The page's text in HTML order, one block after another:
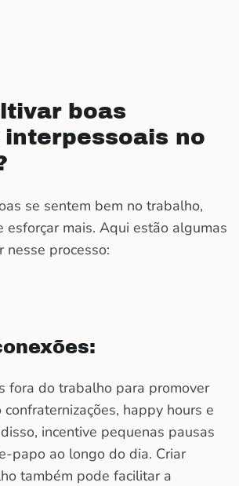
boas
no
se sentem bem no trabalho,
esforçar mais. Aqui estão algumas
nesse processo:
fora do trabalho para promover
confraternizações, happy hours e
incentive pequenas pausas
papo ao longo do dia. Criar
também pode facilitar a